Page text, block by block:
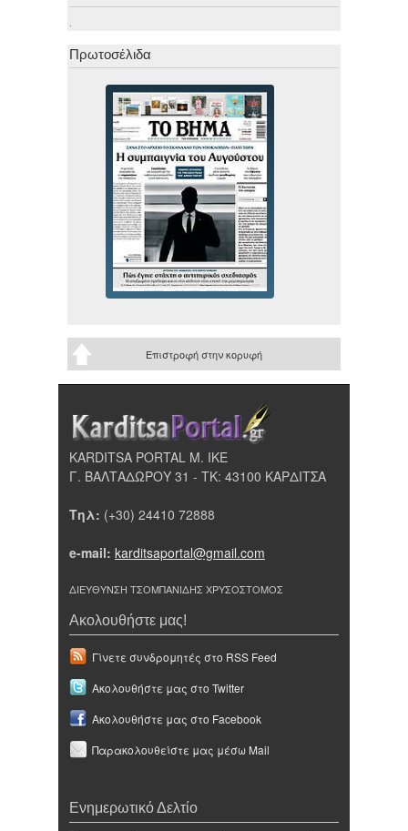
.
Πρωτοσέλιδα
Επιστροφή στην κορυφή
KARDITSA PORTAL Μ. ΙΚΕ
Γ. ΒΑΛΤΑΔΩΡΟΥ 31 - ΤΚ: 43100 ΚΑΡΔΙΤΣΑ
Τηλ: (+30) 24410 72888
e-mail: karditsaportal@gmail.com
ΔΙΕΥΘΥΝΣΗ ΤΣΟΜΠΑΝΙΔΗΣ ΧΡΥΣΟΣΤΟΜΟΣ
Ακολουθήστε μας!
Γίνετε συνδρομητές στο RSS Feed
Ακολουθήστε μας στο Twitter
Ακολουθήστε μας στο Facebook
Παρακολουθείστε μας μέσω Mail
Ενημερωτικό Δελτίο